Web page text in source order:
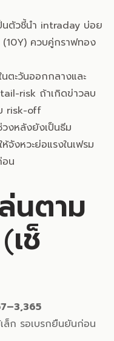
นตัวชี้นำ intraday บ่อย
ควบคู่กราฟทอง
ตะวันออกกลางและ
risk ถ้าเกิดข่าวลบ
risk-off
วงหลังยังเป็นธีม
จังหวะย่อแรงในเฟรม
น
นตาม
ช็
ล็ก รอเบรกยืนยันก่อน